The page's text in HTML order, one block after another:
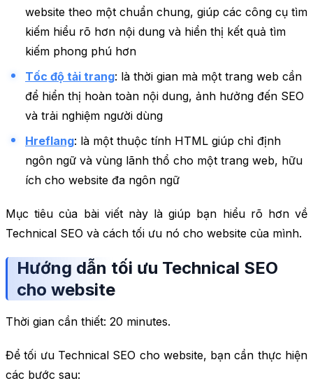
website theo một chuẩn chung, giúp các công cụ tìm
kiếm hiểu rõ hơn nội dung và hiển thị kết quả tìm
kiếm phong phú hơn
Tốc độ tải trang: là thời gian mà một trang web cần
để hiển thị hoàn toàn nội dung, ảnh hưởng đến SEO
và trải nghiệm người dùng
Hreflang: là một thuộc tính HTML giúp chỉ định
ngôn ngữ và vùng lãnh thổ cho một trang web, hữu
ích cho website đa ngôn ngữ
Mục tiêu của bài viết này là giúp bạn hiểu rõ hơn về
Technical SEO và cách tối ưu nó cho website của mình.
Hướng dẫn tối ưu Technical SEO
cho website
Thời gian cần thiết: 20 minutes.
Để tối ưu Technical SEO cho website, bạn cần thực hiện
các bước sau: